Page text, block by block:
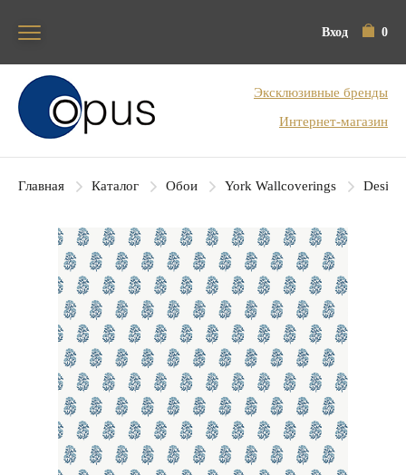
Вход 0
Блок поиска
Эксклюзивные бренды
Интернет-магазин
Главная Каталог Обои York Wallcoverings